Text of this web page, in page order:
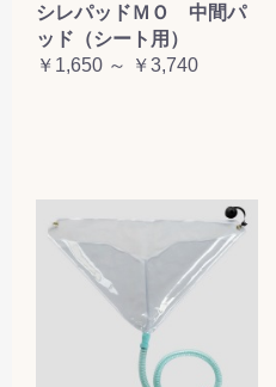
シレパッドＭＯ 中間パ
ッド（シート用）
￥1,650 ～ ￥3,740